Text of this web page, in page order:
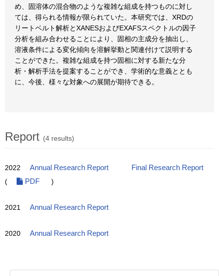
め、固溶体の混合物のような複雑な組成を持つものに対し
ては、得られる情報が限られていた。本研究では、XRDの
リートベルト解析とXANESおよびEXAFSスペクトルの因子
分析を組み合わせることにより、固相の主成分を抽出し、
溶液条件による変化傾向を溶解挙動と関連付けて説明する
ことができた。複雑な組成を持つ固相に対する新たな分
析・解析手法を提案することができ、学術的な意義ととも
に、今後、様々な対象への展開が期待できる。
Report (4 results)
2022 Annual Research Report
Final Research Report
(
PDF )
2021 Annual Research Report
2020 Annual Research Report